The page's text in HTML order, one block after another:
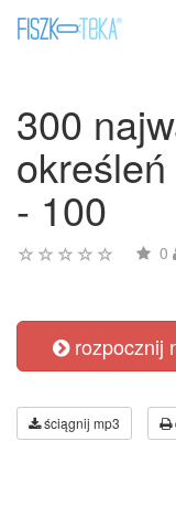
300
- 100
0
rozpocznij
ściągnij mp3